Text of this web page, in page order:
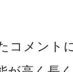
コメント